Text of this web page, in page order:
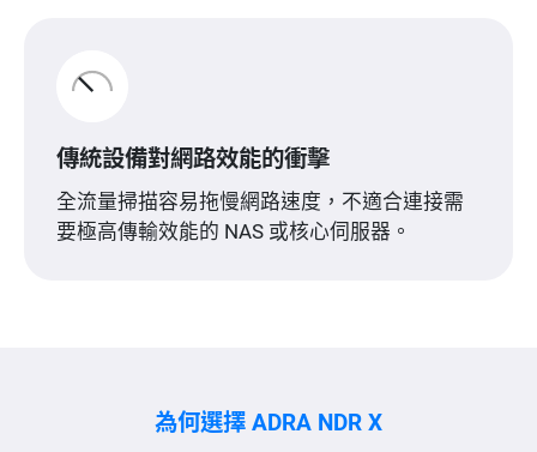
傳統設備對網路效能的衝擊
全流量掃描容易拖慢網路速度，不適合連接需
要極高傳輸效能的 NAS 或核心伺服器。
為何選擇 ADRA NDR X